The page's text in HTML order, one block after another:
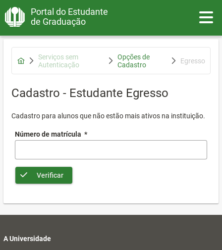
Portal do Estudante
de Graduação
Serviços sem
Autenticação
Opções de
Cadastro
Egresso
Cadastro - Estudante Egresso
Cadastro para alunos que não estão mais ativos na instituição.
Número de matrícula *
Verificar
A Universidade